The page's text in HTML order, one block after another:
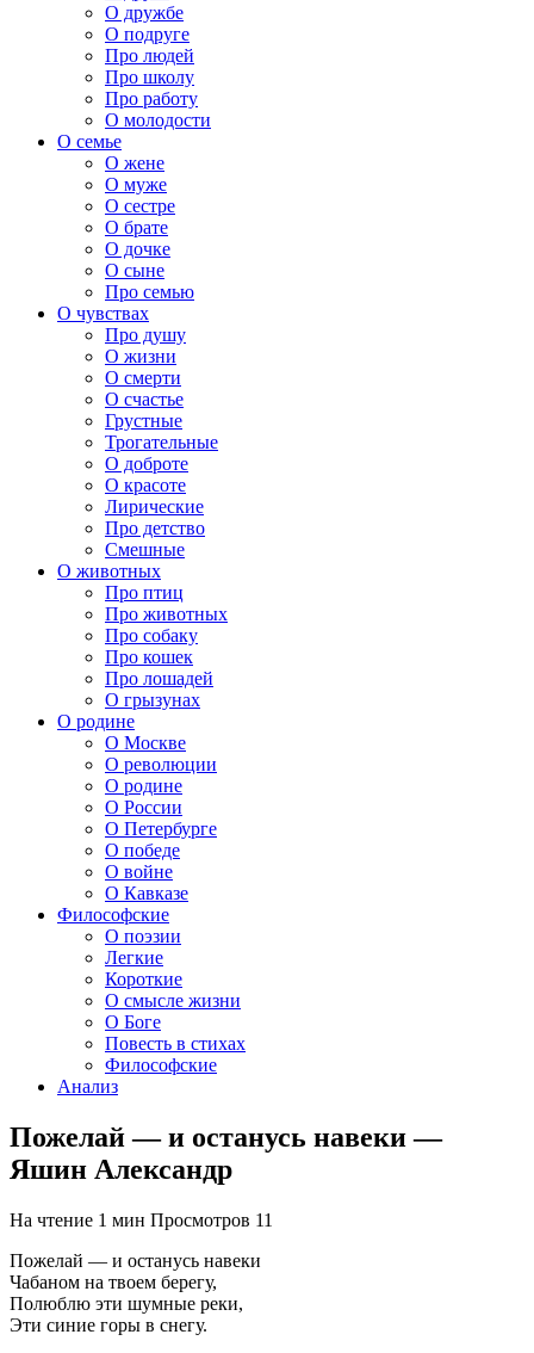
О дружбе
О подруге
Про людей
Про школу
Про работу
О молодости
О семье
О жене
О муже
О сестре
О брате
О дочке
О сыне
Про семью
О чувствах
Про душу
О жизни
О смерти
О счастье
Грустные
Трогательные
О доброте
О красоте
Лирические
Про детство
Смешные
О животных
Про птиц
Про животных
Про собаку
Про кошек
Про лошадей
О грызунах
О родине
О Москве
О революции
О родине
О России
О Петербурге
О победе
О войне
О Кавказе
Философские
О поэзии
Легкие
Короткие
О смысле жизни
О Боге
Повесть в стихах
Философские
Анализ
Пожелай — и останусь навеки —
Яшин Александр
На чтение 1 мин Просмотров 11
Пожелай — и останусь навеки
Чабаном на твоем берегу,
Полюблю эти шумные реки,
Эти синие горы в снегу.